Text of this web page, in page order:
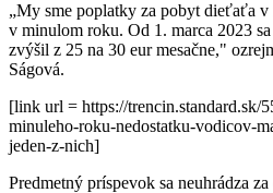
„My sme poplatky za pobyt dieťaťa v
v minulom roku. Od 1. marca 2023
zvýšil z 25 na 30 eur mesačne,"
Ságová.
[link url = https://trencin.standard.sk/
minuleho-roku-nedostatku-vodicov-
jeden-z-nich]
Predmetný príspevok sa neuhrádza